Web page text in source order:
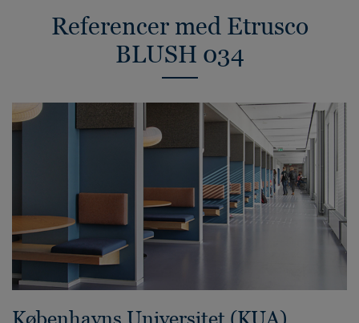
Referencer med Etrusco
BLUSH 034
Københavns Universitet (KUA)